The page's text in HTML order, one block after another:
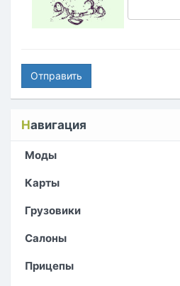
Отправить
Навигация
Моды
Карты
Грузовики
Салоны
Прицепы